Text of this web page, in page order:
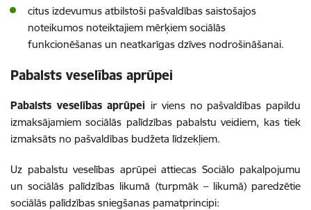
citus izdevumus atbilstoši pašvaldības saistošajos
noteikumos noteiktajiem mērķiem sociālās
funkcionēšanas un neatkarīgas dzīves nodrošināšanai.
Pabalsts veselības aprūpei
Pabalsts veselības aprūpei ir viens no pašvaldības papildu
izmaksājamiem sociālās palīdzības pabalstu veidiem, kas tiek
izmaksāts no pašvaldības budžeta līdzekļiem.
Uz pabalstu veselības aprūpei attiecas Sociālo pakalpojumu
un sociālās palīdzības likumā (turpmāk – likumā) paredzētie
sociālās palīdzības sniegšanas pamatprincipi: